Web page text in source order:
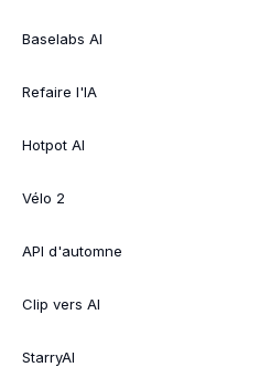
Baselabs AI
Refaire l'IA
Hotpot AI
Vélo 2
API d'automne
Clip vers AI
StarryAI